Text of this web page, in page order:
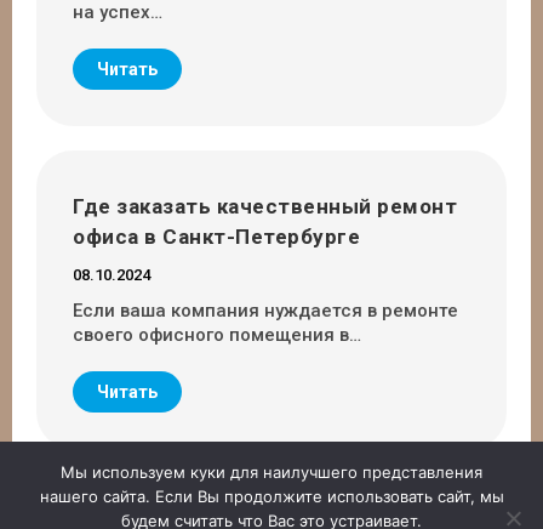
на успех…
Читать
Где заказать качественный ремонт
офиса в Санкт-Петербурге
08.10.2024
Если ваша компания нуждается в ремонте
своего офисного помещения в…
Читать
Мы используем куки для наилучшего представления
нашего сайта. Если Вы продолжите использовать сайт, мы
будем считать что Вас это устраивает.